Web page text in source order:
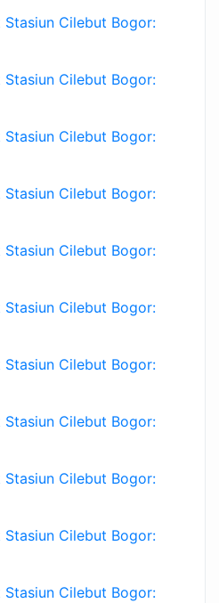
Stasiun Cilebut Bogor:
Stasiun Cilebut Bogor:
Stasiun Cilebut Bogor:
Stasiun Cilebut Bogor:
Stasiun Cilebut Bogor:
Stasiun Cilebut Bogor:
Stasiun Cilebut Bogor:
Stasiun Cilebut Bogor:
Stasiun Cilebut Bogor:
Stasiun Cilebut Bogor:
Stasiun Cilebut Bogor: